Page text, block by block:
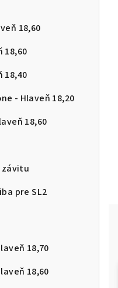
18,60
18,60
18,40
- Hlaveň 18,20
18,60
závitu
pre SL2
18,70
18,60